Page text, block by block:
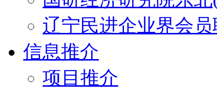
辽宁民进企业界会
信息推介
项目推介